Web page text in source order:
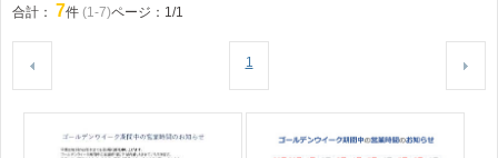
合計： 7件 (1-7)ページ：1/1
1